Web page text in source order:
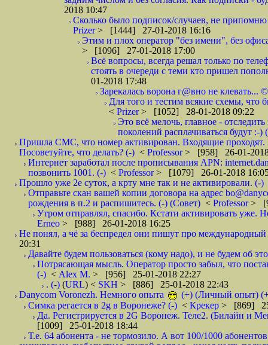
2018 10:47
Сколько было подписок/случаев, не
Prizer> [1444] 27-01-2018 16:16
Этим и плох оператор "без имени", без
> [1096] 27-01-2018 17:00
Всё вопросы, всегда решал только по
стоять в очереди с теми кто пришел
01-2018 17:48
Зарекалась ворона г@вно не клевать...
Для того и тестим всякие схемы, что
< Prizer> [1052] 28-01-2018 09:22
Это всё мелочь, главное -
поколений расплачиваться будут :-)
Пришла СМС, что номер активирован. Входящие проходят.
Посоветуйте, что делать? (-) < Professor> [958] 26-01-
Интернет заработал после прописывания APN:
позвонить 1001. (-) < Professor> [1079] 26-01-2018
Прошло уже 2е суток, а крту мне так и не активировали. (-)
Отправьте скан вашей копии договора на адрес
рождения в п.2 и распишитесь. (-) (Совет) < Professor>
Утром отправлял, спасибо. Кстати активировать уже.
Erneo > [988] 26-01-2018 16:25
Не понял, а чё за беспредел они пишут про
20:31
Давайте будем пользоваться (кому надо), и не будем об
Потрясающая мысль. Оператор просто забыл, что
(-) < Alex M. > [956] 25-01-2018 22:27
. (-) (URL) < SKH > [886] 25-01-2018 22:43
Danycom Voronezh. Немного опыта
(+) (Личный опыт)
Симка регается в 2g в Воронеже? (-) < Крекер > [869]
Да. Регистрируется в 2G Воронеж. Теле2. (Билайн и
[1009] 25-01-2018 18:44
Т.е. 64 абонента - не тормозило. А вот 100/1000